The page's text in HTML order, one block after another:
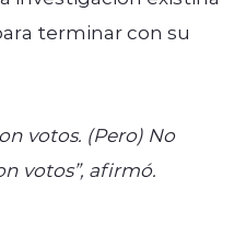
terminar con su
votos. (Pero) No
votos”, afirmó.